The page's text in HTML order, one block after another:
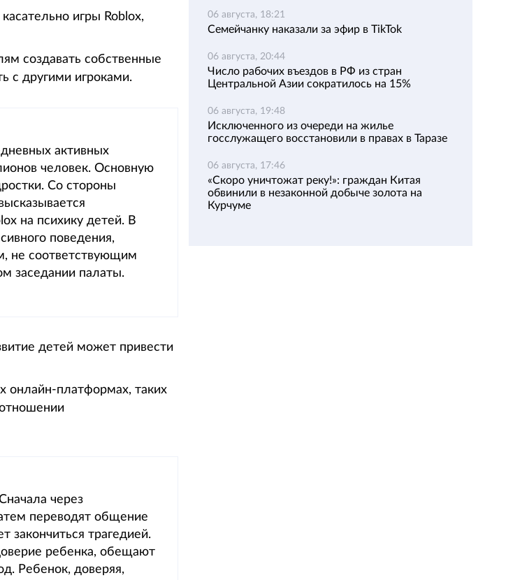
игры Roblox,
создавать собственные
с другими игроками.
активных
человек. Основную
Со стороны
на психику детей. В
поведения,
не соответствующим
заседании палаты.
детей может привести
онлайн-платформах, таких
через
переводят общение
закончиться трагедией.
ребенка, обещают
Ребенок, доверяя,
06 августа, 18:21
Семейчанку наказали за эфир в TikTok
06 августа, 20:44
Число рабочих въездов в РФ из стран
Центральной Азии сократилось на 15%
06 августа, 19:48
Исключенного из очереди на жилье
госслужащего восстановили в правах в Таразе
06 августа, 17:46
«Скоро уничтожат реку!»: граждан Китая
обвинили в незаконной добыче золота на
Курчуме